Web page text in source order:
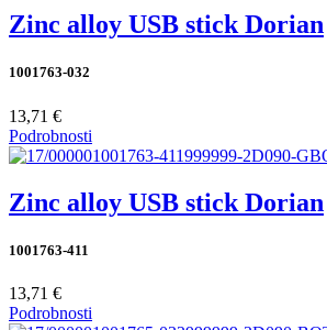
Zinc alloy USB stick Dorian
1001763-032
13,71 €
Podrobnosti
Zinc alloy USB stick Dorian
1001763-411
13,71 €
Podrobnosti